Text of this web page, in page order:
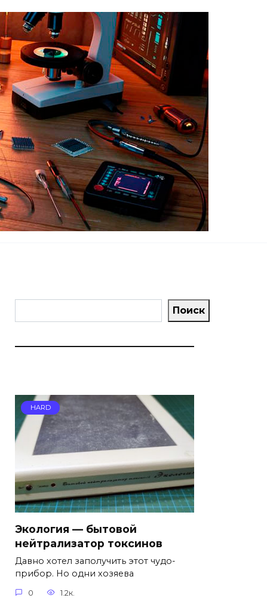
Поиск
HARD
Экология — бытовой
нейтрализатор токсинов
Давно хотел заполучить этот чудо-
прибор. Но одни хозяева
0 1.2к.